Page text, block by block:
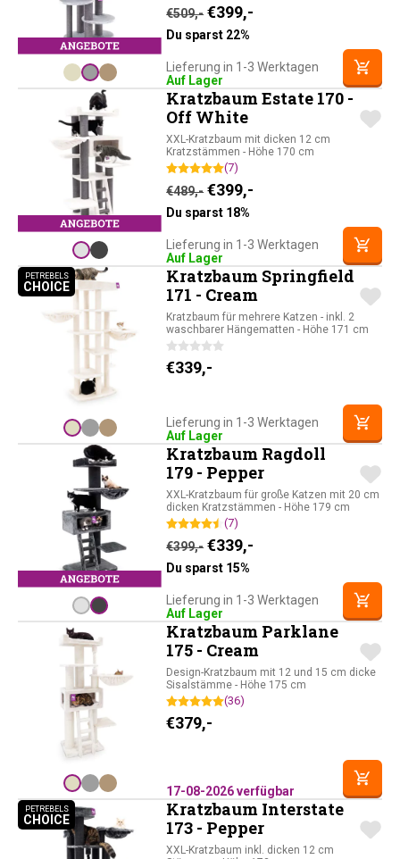
€509,- Ursprünglicher Preis war:
€399,-
Du sparst 22%
Lieferung in 1-3 Werktagen
Auf Lager
Kratzbaum Estate 170 -
Off White
XXL-Kratzbaum mit dicken 12 cm
Kratzstämmen - Höhe 170 cm
(7)
€489,- Ursprünglicher Preis war:
€399,-
Du sparst 18%
Lieferung in 1-3 Werktagen
Auf Lager
PETREBELS
CHOICEPETREBELS CHOICE
Kratzbaum Springfield
171 - Cream
Kratzbaum für mehrere Katzen - inkl. 2
waschbarer Hängematten - Höhe 171 cm
€339,-
Lieferung in 1-3 Werktagen
Auf Lager
Kratzbaum Ragdoll
179 - Pepper
XXL-Kratzbaum für große Katzen mit 20 cm
dicken Kratzstämmen - Höhe 179 cm
(7)
€399,- Ursprünglicher Preis war:
€339,-
Du sparst 15%
Lieferung in 1-3 Werktagen
Auf Lager
Kratzbaum Parklane
175 - Cream
Design-Kratzbaum mit 12 und 15 cm dicke
Sisalstämme - Höhe 175 cm
(36)
€379,-
17-08-2026 verfügbar
PETREBELS
CHOICEPETREBELS CHOICE
Kratzbaum Interstate
173 - Pepper
XXL-Kratzbaum inkl. dicken 12 cm